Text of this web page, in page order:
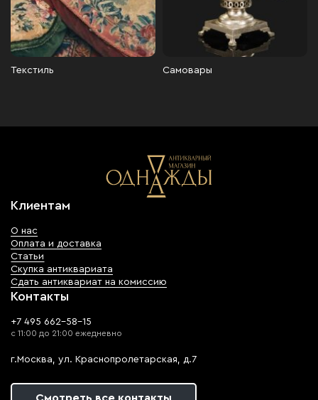
Текстиль Самовары
Клиентам
О нас
Оплата и доставка
Статьи
Скупка антиквариата
Сдать антиквариат на комиссию
Контакты
+7 495 662-58-15
с 11:00 до 21:00 ежедневно
г.Москва, ул. Краснопролетарская, д.7